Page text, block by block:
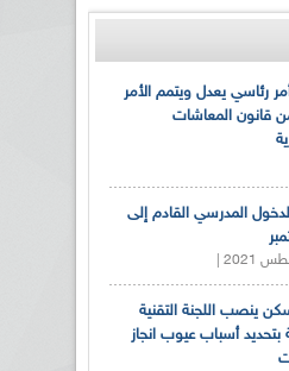
رئاسي يعدل ويتمم الأمر
قانون المعاشات
المدرسي القادم إلى
ينصب اللجنة التقنية
بتحديد أسباب عيوب انجاز